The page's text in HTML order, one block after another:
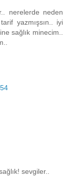
nerelerde neden
yazmışsın.. iyi
sağlık minecim..
sevgiler..